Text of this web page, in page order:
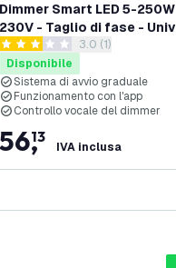
lista desideri
Dimmer Smart LED 5-250W
230V - Taglio di fase -
apri il cassetto
3 stelle di valutazione
3.0 (1)
Disponibile
Sistema di avvio graduale
Funzionamento con l'app
Controllo vocale del dimmer
56,
13
IVA inclusa